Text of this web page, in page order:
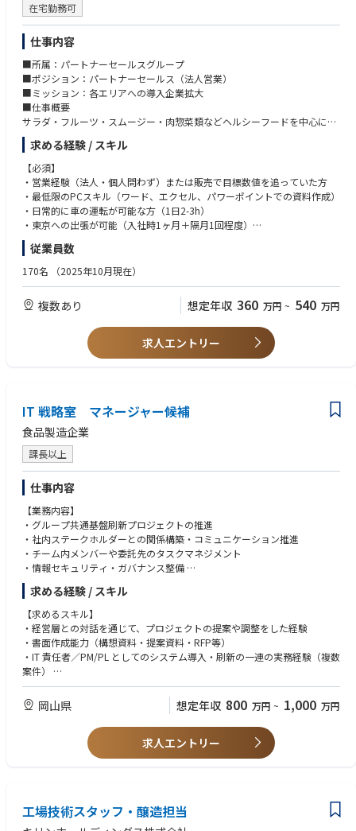
在宅勤務可
仕事内容
■所属：パートナーセールスグループ
■ポジション：パートナーセールス（法人営業）
■ミッション：各エリアへの導入企業拡大
■仕事概要
サラダ・フルーツ・スムージー・肉惣菜類などヘルシーフードを中心に、
企業へ定期デリバリーする福利厚生サービス「OFFICE DE YASAI（オフィ
スでやさい）」の法人営業をご担当いただきます。
・基本的にはパートナー企業よりご紹介いただいた企業への営業活動（飛
び込みやテレアポはございません）
・パートナー企業への紹介促進活動（定期的な訪問、勉強会実施等）
・顧客創出の起点から、契約締結までを経験可能
■入社後の流れ
入社後は1ヶ月程度東京本社での研修（OJT）を実施
ご自宅を拠点とした営業活動をスタート
・週1回以上のチームミーティングあり（オンライン）
・2-3ヶ月に1回本社でのイベント開催あり
▶︎会社の様子｜https://www.wantedly.com/companies/officedeyasai
▶︎サービスサイト｜https://www.officedeyasai.jp/
▶︎ご利用者様の声｜https://www.officedeyasai.jp/interview/
▶︎ブランドムービー｜https://youtu.be/NKfPBCWGwxY
求める経験 / スキル
【必須】
・営業経験（法人・個人問わず）または販売で目標数値を追っていた方
・最低限のPCスキル（ワード、エクセル、パワーポイントでの資料作成）
・日常的に車の運転が可能な方（1日2-3h）
・東京への出張が可能（入社時1ヶ月＋隔月1回程度）
【歓迎】
・個人/法人の新規営業経験のある方
・マネジメント経験（人数規模問わない）
・法人向け製品説明会、勉強会、セミナー等の実施経験
【求める人物像】
・変化や行動を起こすことが得意、好き
・成果、数値への責任感を持って自走することが出来る
従業員数
170名 （2025年10月現在）
複数あり 想定年収 360 万円 ~ 540 万円
求人エントリー
IT 戦略室 マネージャー候補
食品製造企業
課長以上
仕事内容
【業務内容】
・グループ共通基盤刷新プロジェクトの推進
・社内ステークホルダーとの関係構築・コミュニケーション推進
・チーム内メンバーや委託先のタスクマネジメント
・情報セキュリティ・ガバナンス整備
・ベンダー／コンサルの選定・契約・成果物レビュー・関係マネジメント
求める経験 / スキル
【求めるスキル】
・経営層との対話を通じて、プロジェクトの提案や調整をした経験
・書面作成能力（構想資料・提案資料・RFP等）
・IT 責任者／PM/PL としてのシステム導入・刷新の一連の実務経験（複数
案件）
・ベンダー／コンサルのマネジメント（QCD、契約、成果物レビュー）
・システム入替だけでなく、業務の改善まで伴走して実行した経験
・企業内IT部門／SIerにおけるプロジェクト推進経験
【求める人物像】
・現場と経営の橋渡しができ、目的から逆算して道筋を描ける方
・整っていない環境（システム・組織・プロセス）を、自ら土台を整えな
がらチャレンジできる方
岡山県 想定年収 800 万円 ~ 1,000 万円
求人エントリー
工場技術スタッフ・醸造担当